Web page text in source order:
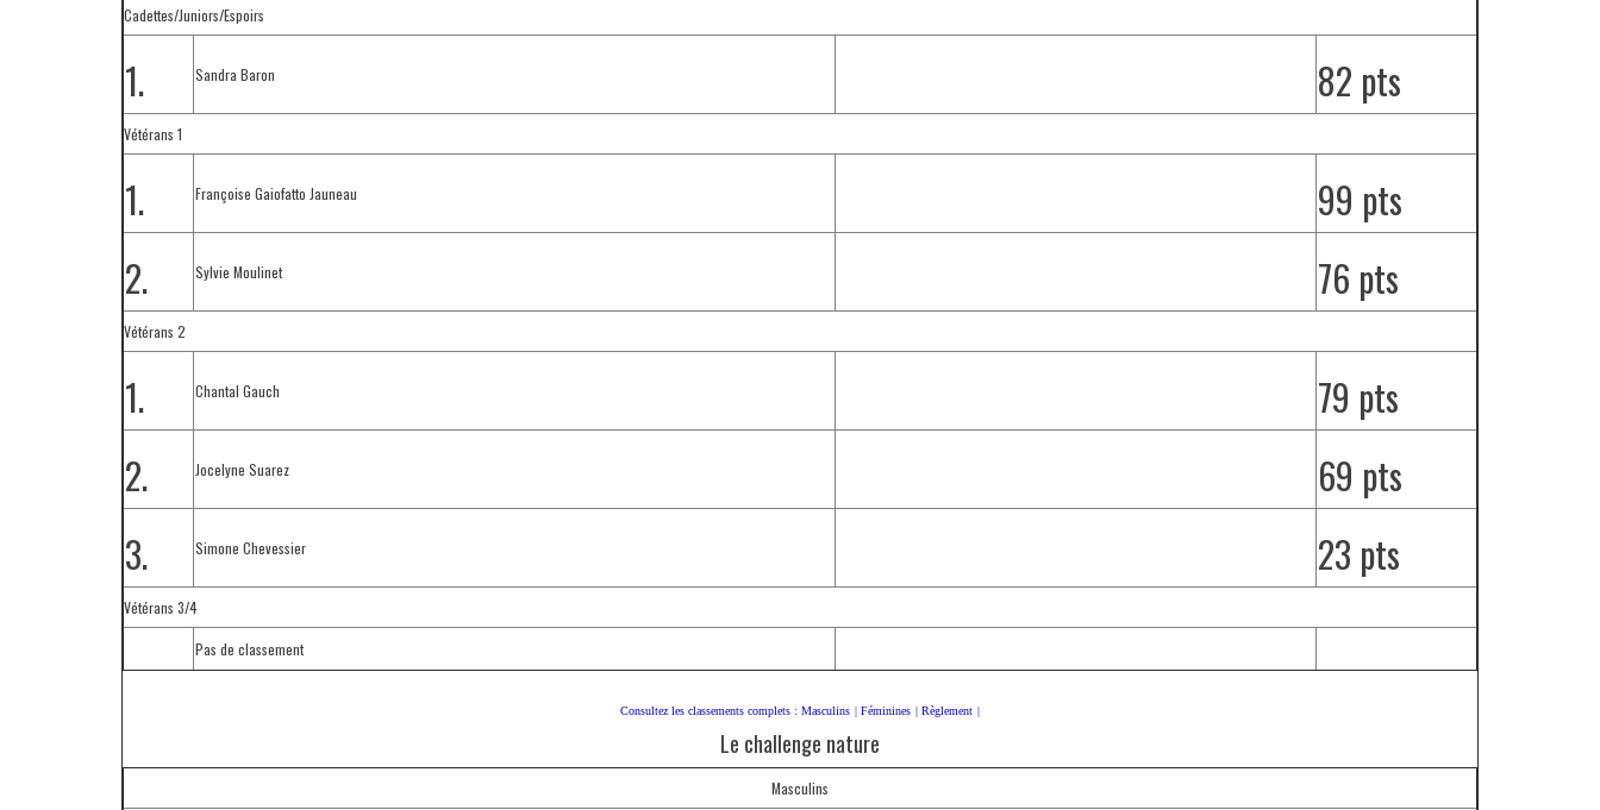
Cadettes/Juniors/Espoirs
1. Sandra Baron 82 pts
Vétérans 1
1. Françoise Gaiofatto Jauneau
99 pts
2.
Sylvie Moulinet 76 pts
Vétérans 2
1. Chantal Gauch
79 pts
2.
Jocelyne Suarez
69 pts
3.
Simone Chevessier 23 pts
Vétérans 3/4
Pas de classement
Consultez les classements complets : Masculins | Féminines | Règlement |
Le challenge nature
Masculins